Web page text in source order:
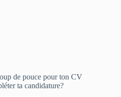
de pouce pour ton CV
ta candidature?